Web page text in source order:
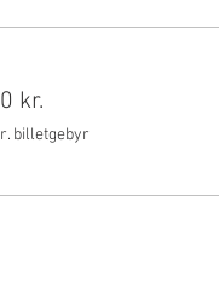
kr.
billetgebyr